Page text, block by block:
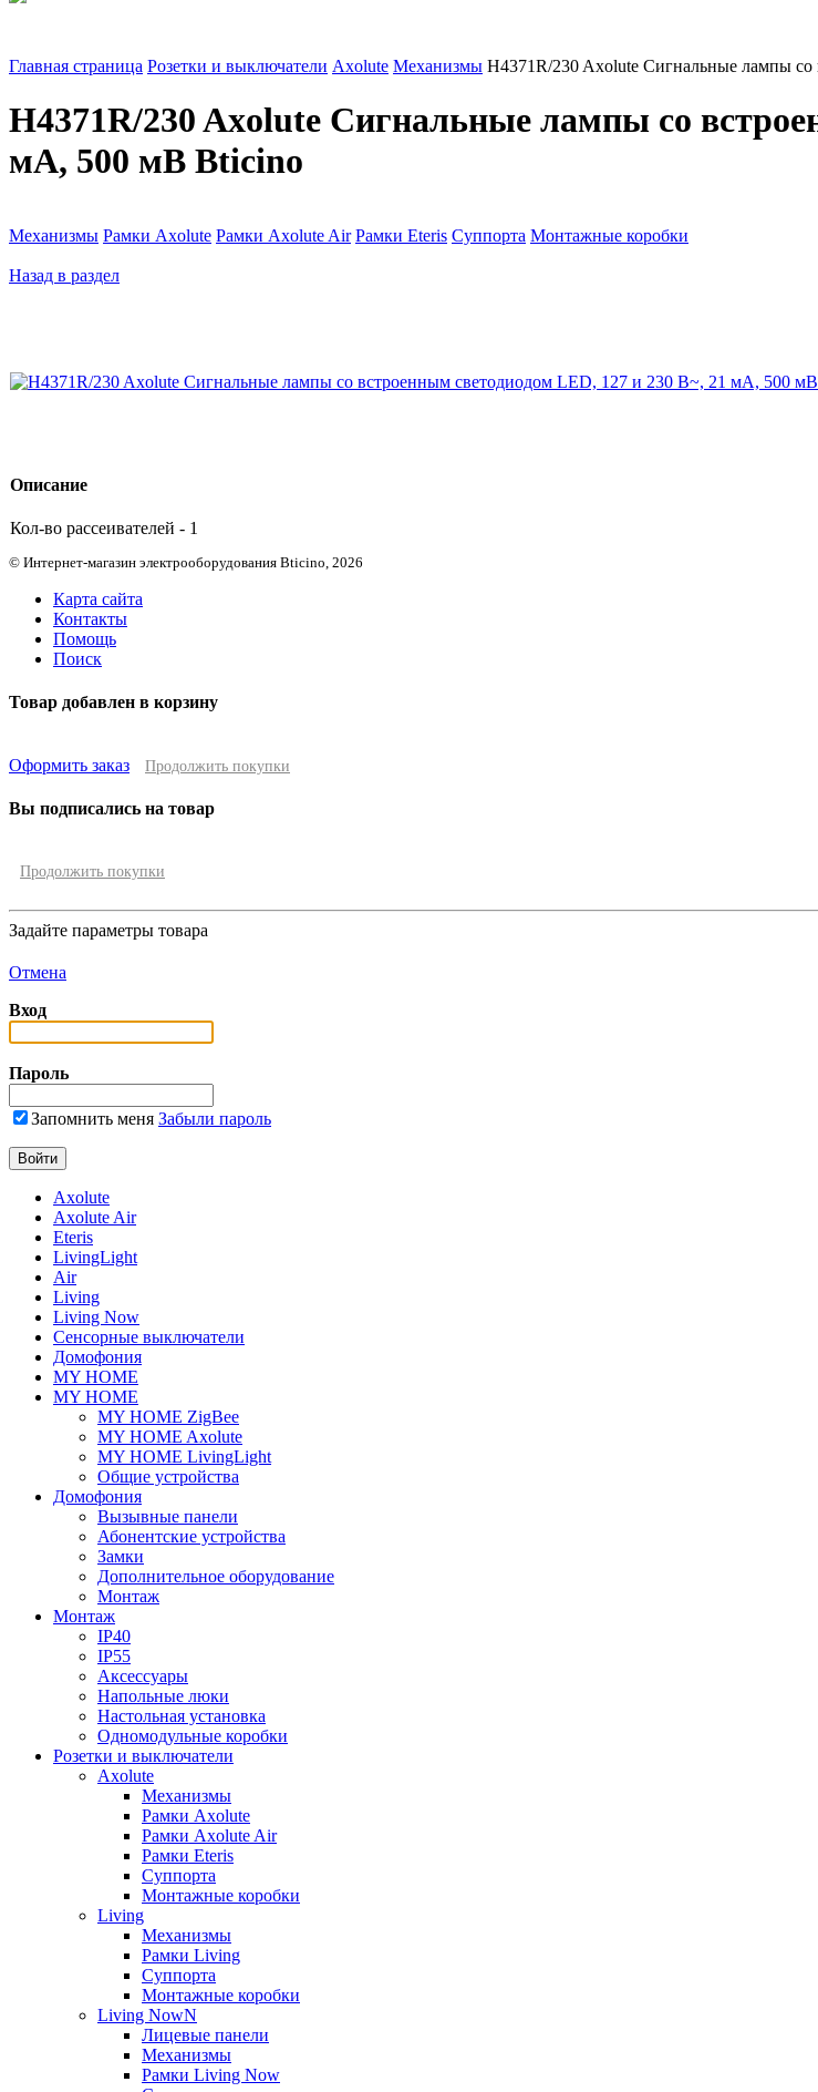
Главная страница Розетки и выключатели Axolute Механизмы H4371R/230 Axolute Сигнальные лампы
H4371R/230 Axolute Сигнальные лампы со
мА, 500 мВ Bticino
Механизмы Рамки Axolute Рамки Axolute Air Рамки Eteris Суппорта Монтажные коробки
Назад в раздел
Описание
Кол-во рассеивателей - 1
© Интернет-магазин электрооборудования Bticino, 2026
Карта сайта
Контакты
Помощь
Поиск
Товар добавлен в корзину
Оформить заказ Продолжить покупки
Вы подписались на товар
Продолжить покупки
Задайте параметры товара
Отмена
Вход
Пароль
Запомнить меня Забыли пароль
Axolute
Axolute Air
Eteris
LivingLight
Air
Living
Living Now
Сенсорные выключатели
Домофония
MY HOME
MY HOME
MY HOME ZigBee
MY HOME Axolute
MY HOME LivingLight
Общие устройства
Домофония
Вызывные панели
Абонентские устройства
Замки
Дополнительное оборудование
Монтаж
Монтаж
IP40
IP55
Аксессуары
Напольные люки
Настольная установка
Одномодульные коробки
Розетки и выключатели
Axolute
Механизмы
Рамки Axolute
Рамки Axolute Air
Рамки Eteris
Суппорта
Монтажные коробки
Living
Механизмы
Рамки Living
Суппорта
Монтажные коробки
Living NowN
Лицевые панели
Механизмы
Рамки Living Now